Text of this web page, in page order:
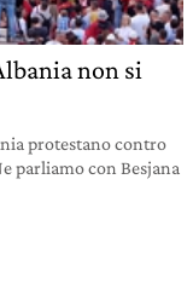
non si
protestano contro
parliamo con Besjana